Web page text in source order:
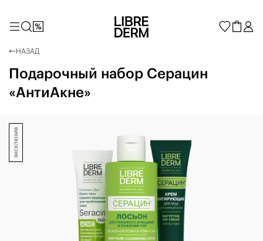
НАЗАД
Подарочный набор Серацин
«АнтиАкне»
эксклюзив